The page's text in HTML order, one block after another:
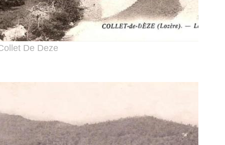
De Deze